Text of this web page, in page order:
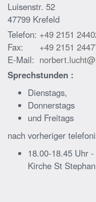
Luisenstr. 52
47799 Krefeld
Telefon: +49 2151
Fax:
+49 2151
E-Mail:
Sprechstunden :
Dienstags,
Donnerstags
und Freitags
nach vorheriger
18.00-18.45 Uhr -
Kirche St Stephan